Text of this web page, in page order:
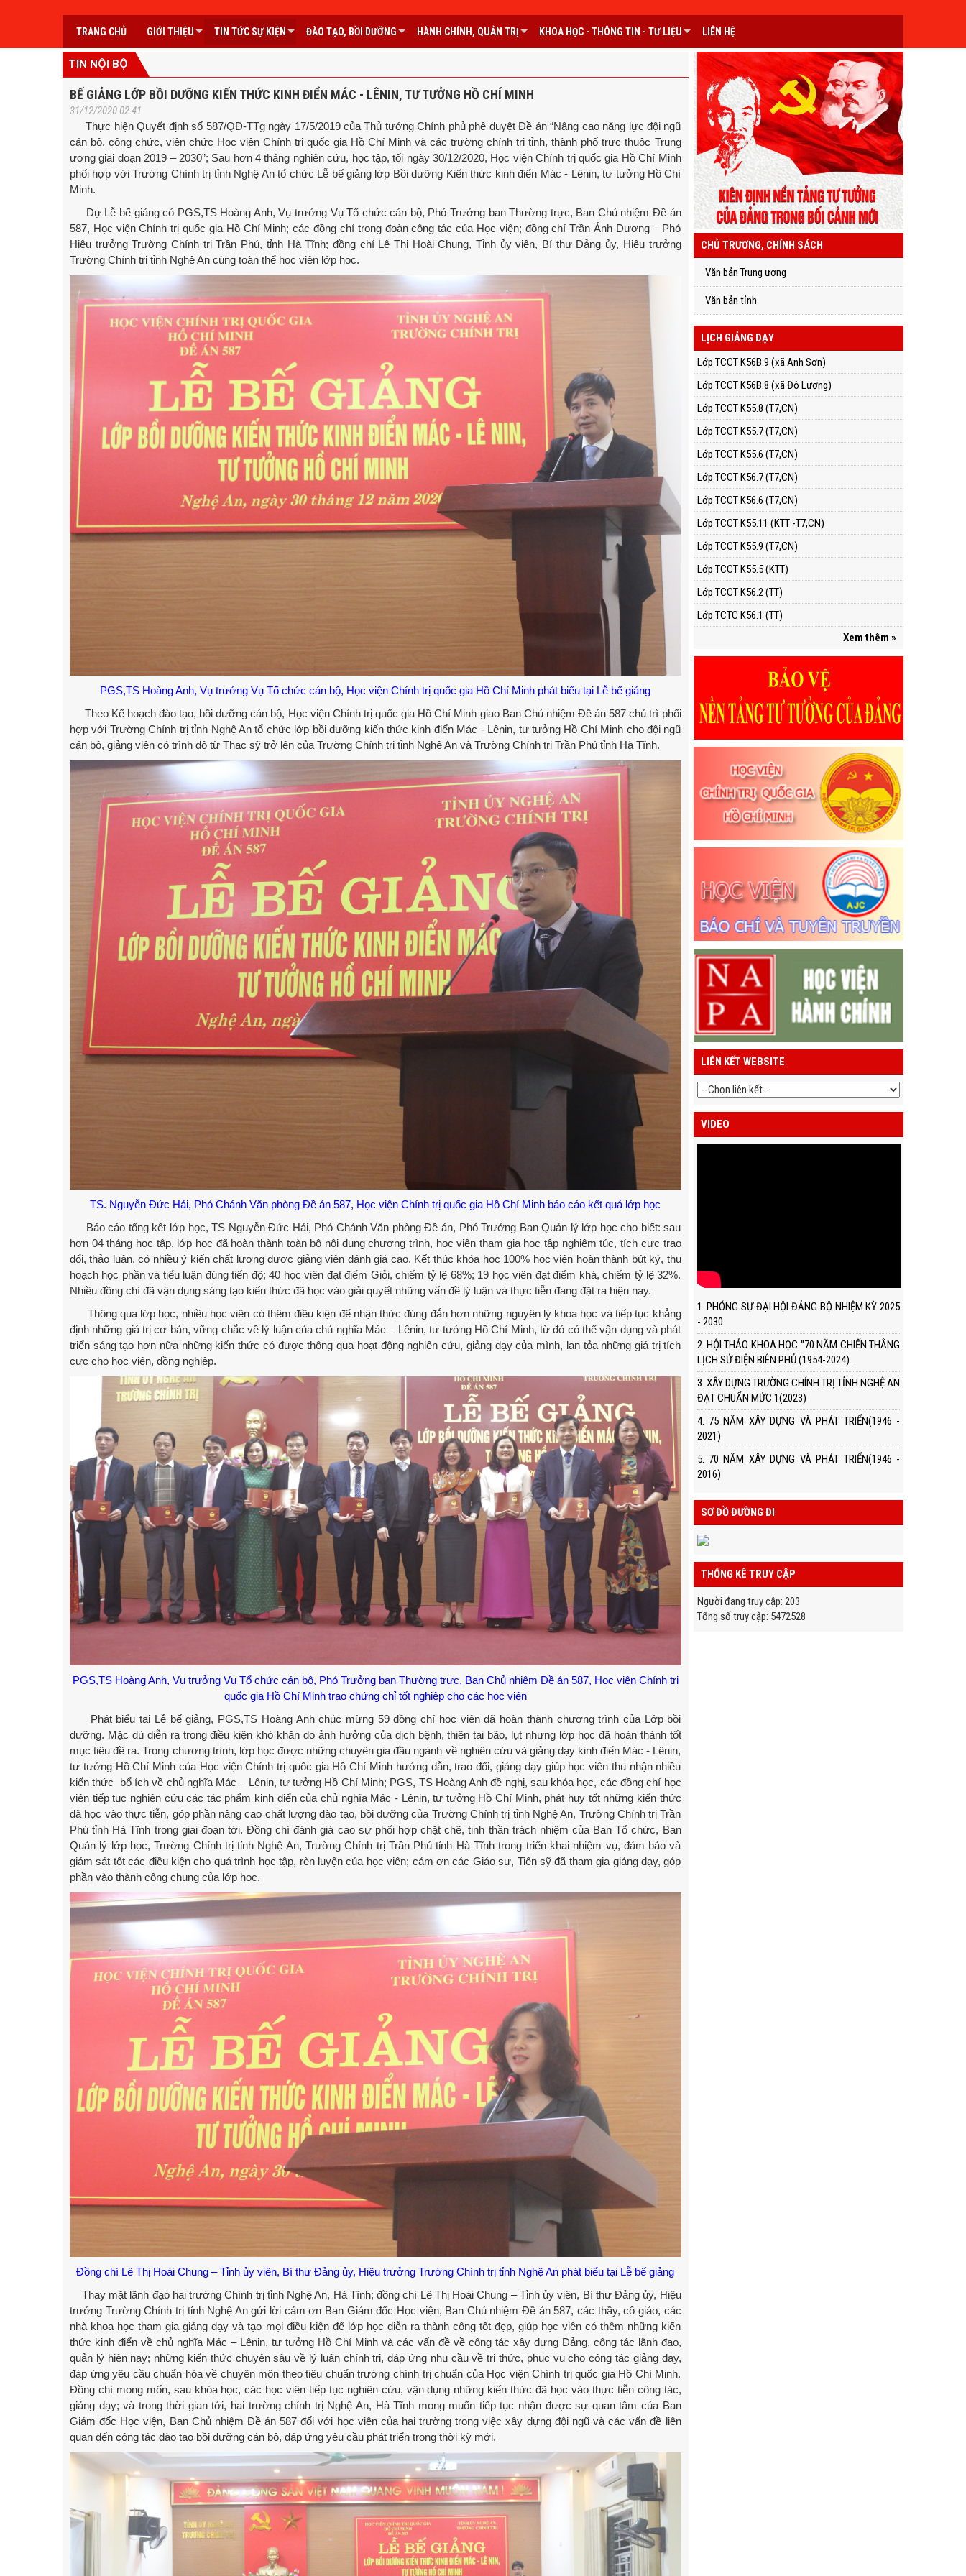
TRANG CHỦ GIỚI THIỆU TIN TỨC SỰ KIỆN ĐÀO TẠO, BỒI DƯỠNG HÀNH CHÍNH, QUẢN TRỊ KHOA HỌC - THÔNG TIN - TƯ LIỆU LIÊN HỆ
TIN NỘI BỘ
BẾ GIẢNG LỚP BỒI DƯỠNG KIẾN THỨC KINH ĐIỂN MÁC - LÊNIN, TƯ TƯỞNG HỒ CHÍ MINH
31/12/2020 02:41
Thực hiện Quyết định số 587/QĐ-TTg ngày 17/5/2019 của Thủ tướng Chính phủ phê duyệt Đề án “Nâng cao năng lực đội ngũ
cán bộ, công chức, viên chức Học viện Chính trị quốc gia Hồ Chí Minh và các trường chính trị tỉnh, thành phố trực thuộc Trung
ương giai đoạn 2019 – 2030”; Sau hơn 4 tháng nghiên cứu, học tập, tối ngày 30/12/2020, Học viện Chính trị quốc gia Hồ Chí Minh
phối hợp với Trường Chính trị tỉnh Nghệ An tổ chức Lễ bế giảng lớp Bồi dưỡng Kiến thức kinh điển Mác - Lênin, tư tưởng Hồ Chí
Minh.
Dự Lễ bế giảng có PGS,TS Hoàng Anh, Vụ trưởng Vụ Tổ chức cán bộ, Phó Trưởng ban Thường trực, Ban Chủ nhiệm Đề án
587, Học viện Chính trị quốc gia Hồ Chí Minh; các đồng chí trong đoàn công tác của Học viện; đồng chí Trần Ánh Dương – Phó
Hiệu trưởng Trường Chính trị Trần Phú, tỉnh Hà Tĩnh; đồng chí Lê Thị Hoài Chung, Tỉnh ủy viên, Bí thư Đảng ủy, Hiệu trưởng
Trường Chính trị tỉnh Nghệ An cùng toàn thể học viên lớp học.
PGS,TS Hoàng Anh, Vụ trưởng Vụ Tổ chức cán bộ, Học viện Chính trị quốc gia Hồ Chí Minh phát biểu tại Lễ bế giảng
Theo Kế hoạch đào tạo, bồi dưỡng cán bộ, Học viện Chính trị quốc gia Hồ Chí Minh giao Ban Chủ nhiệm Đề án 587 chủ trì phối
hợp với Trường Chính trị tỉnh Nghệ An tổ chức lớp bồi dưỡng kiến thức kinh điển Mác - Lênin, tư tưởng Hồ Chí Minh cho đội ngũ
cán bộ, giảng viên có trình độ từ Thạc sỹ trở lên của Trường Chính trị tỉnh Nghệ An và Trường Chính trị Trần Phú tỉnh Hà Tĩnh.
TS. Nguyễn Đức Hải, Phó Chánh Văn phòng Đề án 587, Học viện Chính trị quốc gia Hồ Chí Minh báo cáo kết quả lớp học
Báo cáo tổng kết lớp học, TS Nguyễn Đức Hải, Phó Chánh Văn phòng Đề án, Phó Trưởng Ban Quản lý lớp học cho biết: sau
hơn 04 tháng học tập, lớp học đã hoàn thành toàn bộ nội dung chương trình, học viên tham gia học tập nghiêm túc, tích cực trao
đổi, thảo luận, có nhiều ý kiến chất lượng được giảng viên đánh giá cao. Kết thúc khóa học 100% học viên hoàn thành bút ký, thu
hoạch học phần và tiểu luận đúng tiến độ; 40 học viên đạt điểm Giỏi, chiếm tỷ lệ 68%; 19 học viên đạt điểm khá, chiếm tỷ lệ 32%.
Nhiều đồng chí đã vận dụng sáng tạo kiến thức đã học vào giải quyết những vấn đề lý luận và thực tiễn đang đặt ra hiện nay.
Thông qua lớp học, nhiều học viên có thêm điều kiện để nhận thức đúng đắn hơn những nguyên lý khoa học và tiếp tục khẳng
định những giá trị cơ bản, vững chắc về lý luận của chủ nghĩa Mác – Lênin, tư tưởng Hồ Chí Minh, từ đó có thể vận dụng và phát
triển sáng tạo hơn nữa những kiến thức có được thông qua hoạt động nghiên cứu, giảng dạy của mình, lan tỏa những giá trị tích
cực cho học viên, đồng nghiệp.
PGS,TS Hoàng Anh, Vụ trưởng Vụ Tổ chức cán bộ, Phó Trưởng ban Thường trực, Ban Chủ nhiệm Đề án 587, Học viện Chính trị
quốc gia Hồ Chí Minh trao chứng chỉ tốt nghiệp cho các học viên
Phát biểu tại Lễ bế giảng, PGS,TS Hoàng Anh chúc mừng 59 đồng chí học viên đã hoàn thành chương trình của Lớp bồi
dưỡng. Mặc dù diễn ra trong điều kiện khó khăn do ảnh hưởng của dịch bệnh, thiên tai bão, lụt nhưng lớp học đã hoàn thành tốt
mục tiêu đề ra. Trong chương trình, lớp học được những chuyên gia đầu ngành về nghiên cứu và giảng dạy kinh điển Mác - Lênin,
tư tưởng Hồ Chí Minh của Học viện Chính trị quốc gia Hồ Chí Minh hướng dẫn, trao đổi, giảng dạy giúp học viên thu nhận nhiều
kiến thức bổ ích về chủ nghĩa Mác – Lênin, tư tưởng Hồ Chí Minh; PGS, TS Hoàng Anh đề nghị, sau khóa học, các đồng chí học
viên tiếp tục nghiên cứu các tác phẩm kinh điển của chủ nghĩa Mác - Lênin, tư tưởng Hồ Chí Minh, phát huy tốt những kiến thức
đã học vào thực tiễn, góp phần nâng cao chất lượng đào tạo, bồi dưỡng của Trường Chính trị tỉnh Nghệ An, Trường Chính trị Trần
Phú tỉnh Hà Tĩnh trong giai đoạn tới. Đồng chí đánh giá cao sự phối hợp chặt chẽ, tinh thần trách nhiệm của Ban Tổ chức, Ban
Quản lý lớp học, Trường Chính trị tỉnh Nghệ An, Trường Chính trị Trần Phú tỉnh Hà Tĩnh trong triển khai nhiệm vụ, đảm bảo và
giám sát tốt các điều kiện cho quá trình học tập, rèn luyện của học viên; cảm ơn các Giáo sư, Tiến sỹ đã tham gia giảng dạy, góp
phần vào thành công chung của lớp học.
Đồng chí Lê Thị Hoài Chung – Tỉnh ủy viên, Bí thư Đảng ủy, Hiệu trưởng Trường Chính trị tỉnh Nghệ An phát biểu tại Lễ bế giảng
Thay mặt lãnh đạo hai trường Chính trị tỉnh Nghệ An, Hà Tĩnh; đồng chí Lê Thị Hoài Chung – Tỉnh ủy viên, Bí thư Đảng ủy, Hiệu
trưởng Trường Chính trị tỉnh Nghệ An gửi lời cảm ơn Ban Giám đốc Học viện, Ban Chủ nhiệm Đề án 587, các thầy, cô giáo, các
nhà khoa học tham gia giảng dạy và tạo mọi điều kiện để lớp học diễn ra thành công tốt đẹp, giúp học viên có thêm những kiến
thức kinh điển về chủ nghĩa Mác – Lênin, tư tưởng Hồ Chí Minh và các vấn đề về công tác xây dựng Đảng, công tác lãnh đạo,
quản lý hiện nay; những kiến thức chuyên sâu về lý luận chính trị, đáp ứng nhu cầu về tri thức, phục vụ cho công tác giảng dạy,
đáp ứng yêu cầu chuẩn hóa về chuyên môn theo tiêu chuẩn trường chính trị chuẩn của Học viện Chính trị quốc gia Hồ Chí Minh.
Đồng chí mong mốn, sau khóa học, các học viên tiếp tục nghiên cứu, vận dụng những kiến thức đã học vào thực tiễn công tác,
giảng dạy; và trong thời gian tới, hai trường chính trị Nghệ An, Hà Tĩnh mong muốn tiếp tục nhận được sự quan tâm của Ban
Giám đốc Học viện, Ban Chủ nhiệm Đề án 587 đối với học viên của hai trường trong việc xây dựng đội ngũ và các vấn đề liên
quan đến công tác đào tạo bồi dưỡng cán bộ, đáp ứng yêu cầu phát triển trong thời kỳ mới.
CHỦ TRƯƠNG, CHÍNH SÁCH
Văn bản Trung ương
Văn bản tỉnh
LỊCH GIẢNG DẠY
Lớp TCCT K56B.9 (xã Anh Sơn)
Lớp TCCT K56B.8 (xã Đô Lương)
Lớp TCCT K55.8 (T7,CN)
Lớp TCCT K55.7 (T7,CN)
Lớp TCCT K55.6 (T7,CN)
Lớp TCCT K56.7 (T7,CN)
Lớp TCCT K56.6 (T7,CN)
Lớp TCCT K55.11 (KTT -T7,CN)
Lớp TCCT K55.9 (T7,CN)
Lớp TCCT K55.5 (KTT)
Lớp TCCT K56.2 (TT)
Lớp TCTC K56.1 (TT)
Xem thêm »
LIÊN KẾT WEBSITE
VIDEO
1. PHÓNG SỰ ĐẠI HỘI ĐẢNG BỘ NHIỆM KỲ 2025
- 2030
2. HỘI THẢO KHOA HỌC "70 NĂM CHIẾN THẮNG
LỊCH SỬ ĐIỆN BIÊN PHỦ (1954-2024)...
3. XÂY DỰNG TRƯỜNG CHÍNH TRỊ TỈNH NGHỆ AN
ĐẠT CHUẨN MỨC 1(2023)
4. 75 NĂM XÂY DỰNG VÀ PHÁT TRIỂN(1946 -
2021)
5. 70 NĂM XÂY DỰNG VÀ PHÁT TRIỂN(1946 -
2016)
SƠ ĐỒ ĐƯỜNG ĐI
THỐNG KÊ TRUY CẬP
Người đang truy cập: 203
Tổng số truy cập: 5472528